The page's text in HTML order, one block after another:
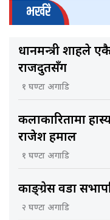
भर्खरै
प्रधानमन्त्री
राजदुतसँग
१ घण्टा अगाडि
कलाकारितामा
राजेश हमाल
१ घण्टा अगाडि
काङ्ग्रेस वडा
२ घण्टा अगाडि